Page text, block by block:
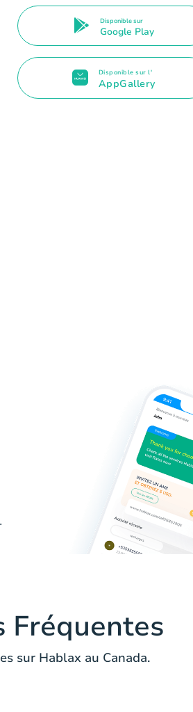
Disponible sur
Google Play
Disponible sur l'
AppGallery
Fréquentes
sur Hablax au Canada.